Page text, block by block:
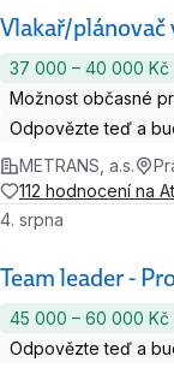
Vlakař/plánovač
37 000 ‍–‍ 40 000 Kč
Možnost občasné
Odpovězte teď a
METRANS, a.s.
112 hodnocení na
Team leader -
4. srpna
45 000 ‍–‍ 60 000 Kč
Odpovězte teď a